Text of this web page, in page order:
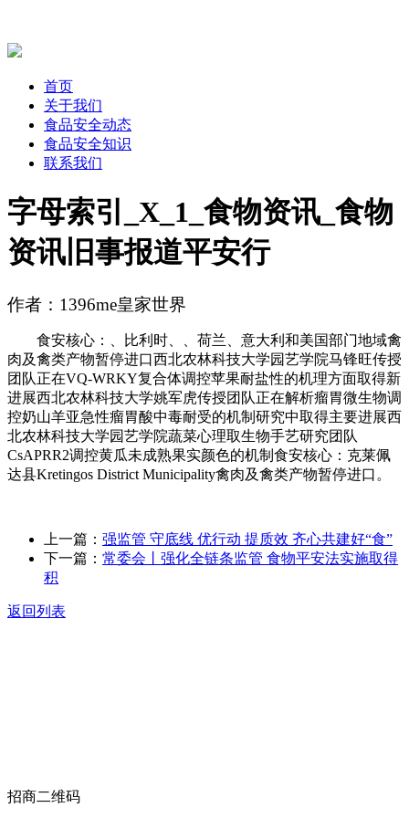
首页
关于我们
食品安全动态
食品安全知识
联系我们
字母索引_X_1_食物资讯_食物
资讯旧事报道平安行
作者：1396me皇家世界
食安核心：、比利时、、荷兰、意大利和美国部门地域禽
肉及禽类产物暂停进口西北农林科技大学园艺学院马锋旺传授
团队正在VQ-WRKY复合体调控苹果耐盐性的机理方面取得新
进展西北农林科技大学姚军虎传授团队正在解析瘤胃微生物调
控奶山羊亚急性瘤胃酸中毒耐受的机制研究中取得主要进展西
北农林科技大学园艺学院蔬菜心理取生物手艺研究团队
CsAPRR2调控黄瓜未成熟果实颜色的机制食安核心：克莱佩
达县Kretingos District Municipality禽肉及禽类产物暂停进口。
上一篇： 强监管 守底线 优行动 提质效 齐心共建好“食”
下一篇： 常委会丨强化全链条监管 食物平安法实施取得
积
返回列表
招商二维码